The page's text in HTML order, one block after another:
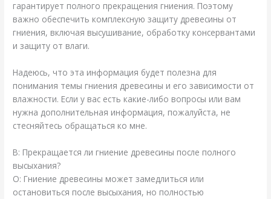
гарантирует полного прекращения гниения. Поэтому
важно обеспечить комплексную защиту древесины от
гниения, включая высушивание, обработку консервантами
и защиту от влаги.
Надеюсь, что эта информация будет полезна для
понимания темы гниения древесины и его зависимости от
влажности. Если у вас есть какие-либо вопросы или вам
нужна дополнительная информация, пожалуйста, не
стесняйтесь обращаться ко мне.
В: Прекращается ли гниение древесины после полного
высыхания?
О: Гниение древесины может замедлиться или
остановиться после высыхания, но полностью